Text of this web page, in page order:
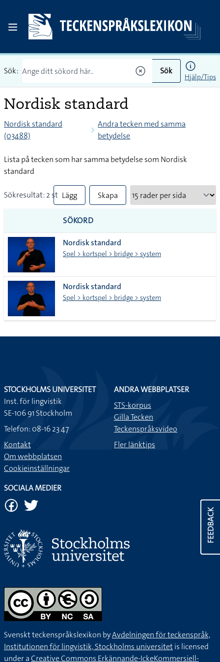
Sök: Sök
Hjälp/Tips
Nordisk standard
Nordisk standard
(03488)
Andra tecken med samma
betydelse
Lista på tecken som har samma betydelse som Nordisk
standard
Sökresultat: 2 st Lägg
till
alla i
lista
Skapa
SÖKORD
Nordisk standard
Spel > kortspel > bridge > system
Nordisk standard
Spel > kortspel > bridge > system
FEEDBACK
STOCKHOLMS UNIVERSITET
Inst. för lingvistik
SE-106 91 Stockholm
Telefon: 08-16 23 47
Kontakt
Om webbplatsen
Cookieinställningar
ANDRA WEBBPLATSER
STS-korpus
Gilla Tecken
Teckenspråksvideo
Fler länktips
SOCIALA MEDIER
Svenskt teckenspråkslexikon byAvdelningen för teckenspråk,
Institutionen för lingvistik, Stockholms universitetis licensed
under aCreative Commons Erkännande-IckeKommersiell-